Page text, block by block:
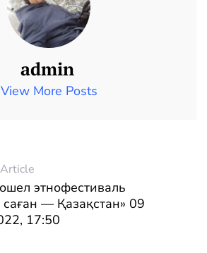
admin
View More Posts
этнофестиваль
саған — Қазақстан» 09
17:50